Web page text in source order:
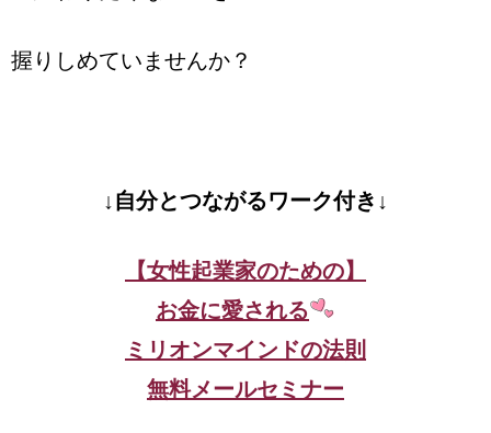
握りしめていませんか？
↓自分とつながるワーク付き↓
【女性起業家のための】
お金に愛される
ミリオンマインドの法則
無料メールセミナー